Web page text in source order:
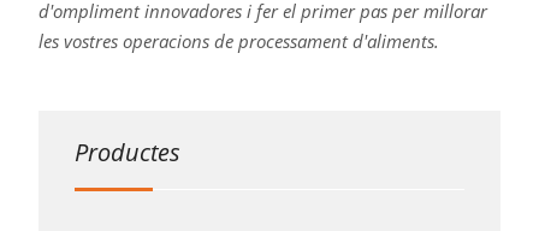
d'ompliment innovadores i fer el primer pas per millorar
les vostres operacions de processament d'aliments.
Productes